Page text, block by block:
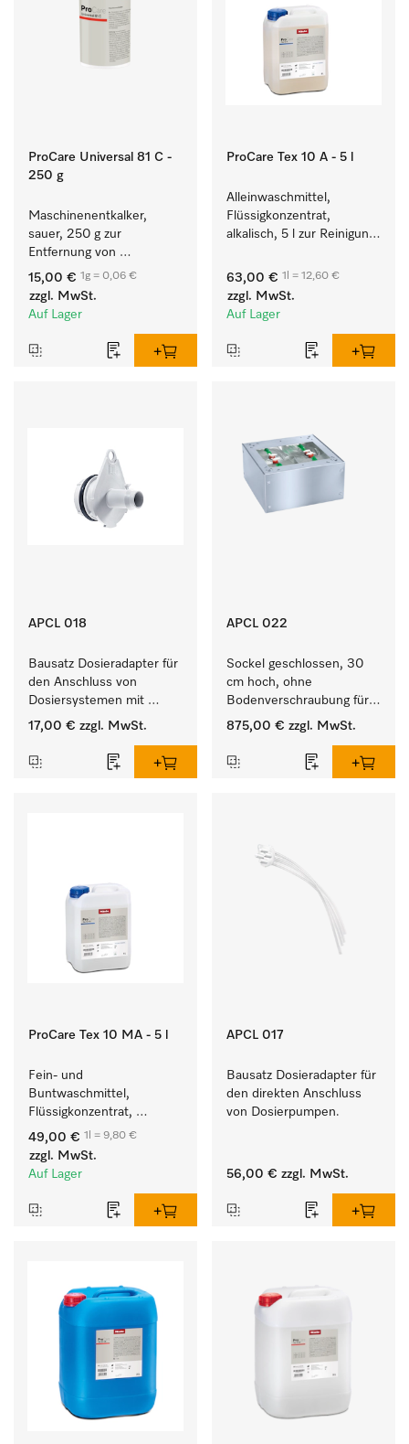
ProCare Universal 81 C -
250 g
Maschinenentkalker,
sauer, 250 g zur
Entfernung von
hartnäckigen
Kalkablagerungen.
15,00 € 1g = 0,06 €
zzgl. MwSt.
Auf Lager
ProCare Tex 10 A - 5 l
Alleinwaschmittel,
Flüssigkonzentrat,
alkalisch, 5 l zur Reinigung
farbechter Buntwäsche.
63,00 € 1l = 12,60 €
zzgl. MwSt.
Auf Lager
APCL 018
Bausatz Dosieradapter für
den Anschluss von
Dosiersystemen mit
Wassereinspülung.
17,00 € zzgl. MwSt.
APCL 022
Sockel geschlossen, 30
cm hoch, ohne
Bodenverschraubung für
ein ergonomisches Be-
Waschmaschine und
875,00 € zzgl. MwSt.
ProCare Tex 10 MA - 5 l
Fein- und
Buntwaschmittel,
Flüssigkonzentrat,
mildalkalisch, 5 l zur
Reinigung von
Buntwäsche und
49,00 € 1l = 9,80 €
zzgl. MwSt.
Auf Lager
APCL 017
Bausatz Dosieradapter für
den direkten Anschluss
von Dosierpumpen.
56,00 € zzgl. MwSt.